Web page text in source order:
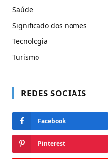
Saúde
Significado dos nomes
Tecnologia
Turismo
REDES SOCIAIS
Facebook
Pinterest